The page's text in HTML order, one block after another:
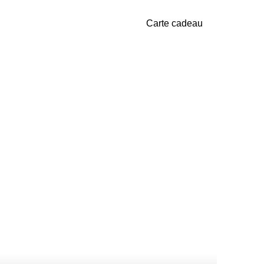
Carte cadeau